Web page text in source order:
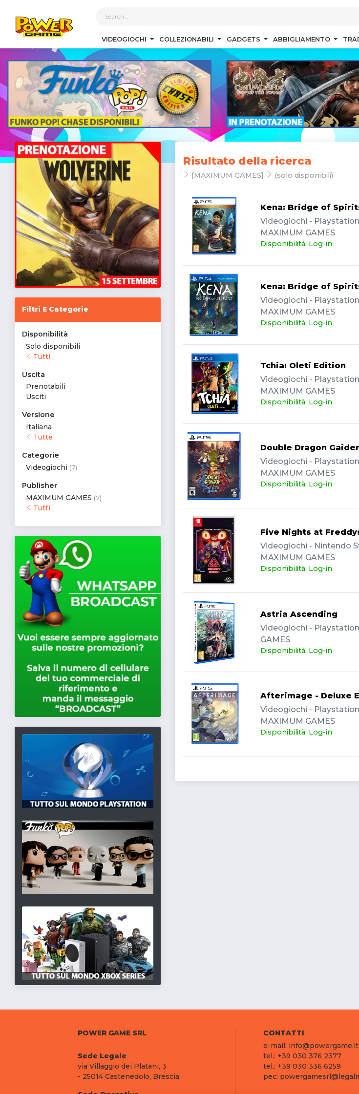
VIDEOGIOCHI COLLEZIONABILI GADGETS ABBIGLIAMENTO
Filtri E Categorie
Disponibilità
Solo disponibili
Tutti
Uscita
Prenotabili
Usciti
Versione
Italiana
Tutte
Categorie
Videogiochi (7)
Publisher
MAXIMUM GAMES (7)
Tutti
Risultato della ricerca
[MAXIMUM GAMES] (solo disponibili)
Kena: Bridge of
Videogiochi -
MAXIMUM GAMES
Disponibilità: Log-in
Kena: Bridge of
Videogiochi -
MAXIMUM GAMES
Disponibilità: Log-in
Tchia: Oleti Edition
Videogiochi -
MAXIMUM GAMES
Disponibilità: Log-in
Double Dragon
Videogiochi -
MAXIMUM GAMES
Disponibilità: Log-in
Five Nights at
Videogiochi - Nintendo
MAXIMUM GAMES
Disponibilità: Log-in
Astria Ascending
Videogiochi -
GAMES
Disponibilità: Log-in
Afterimage - Deluxe
Videogiochi -
MAXIMUM GAMES
Disponibilità: Log-in
POWER GAME SRL
Sede Legale
via Villaggio dei Platani, 3
- 25014 Castenedolo, Brescia
CONTATTI
e-mail: info@powergame.it
tel.: +39 030 376 2377
tel.: +39 030 336 6259
pec: